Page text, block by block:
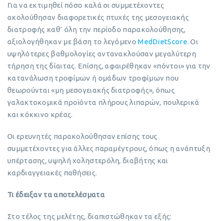
Για να εκτιμηθεί πόσο καλά οι συμμετέχοντες
ακολούθησαν διαφορετικές πτυχές της μεσογειακής
διατροφής καθ’ όλη την περίοδο παρακολούθησης,
αξιολογήθηκαν με βάση το λεγόμενοMedDietScore. Οι
υψηλότερες βαθμολογίες αντανακλούσαν μεγαλύτερη
τήρηση της δίαιτας. Επίσης, αφαιρέθηκαν «πόντοι» για την
κατανάλωση τροφίμων ή ομάδων τροφίμων που
θεωρούνται «μη μεσογειακής διατροφής», όπως
γαλακτοκομικά προϊόντα πλήρους λιπαρών, πουλερικά
και κόκκινο κρέας.
Οι ερευνητές παρακολούθησαν επίσης τους
συμμετέχοντες για άλλες παραμέγτρους, όπως η ανάπτυξη
υπέρτασης, υψηλή χοληστερόλη, διαβήτης και
καρδιαγγειακές παθήσεις.
Τι έδειξαν τα αποτελέσματα
Στο τέλος της μελέτης, διαπιστώθηκαν τα εξής: